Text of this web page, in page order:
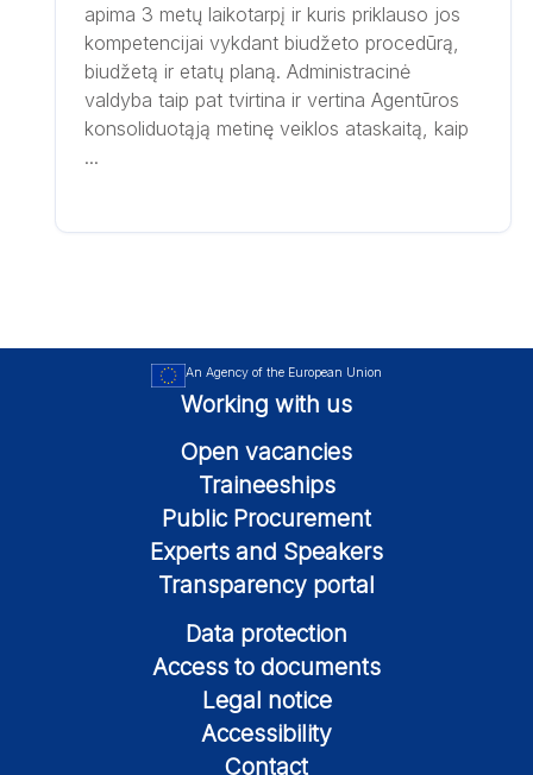
apima 3 metų laikotarpį ir kuris priklauso jos
kompetencijai vykdant biudžeto procedūrą,
biudžetą ir etatų planą. Administracinė
valdyba taip pat tvirtina ir vertina Agentūros
konsoliduotąją metinę veiklos ataskaitą, kaip
...
An Agency of the European Union
Working with us
Open vacancies
Traineeships
Public Procurement
Experts and Speakers
Transparency portal
Data protection
Access to documents
Legal notice
Accessibility
Contact